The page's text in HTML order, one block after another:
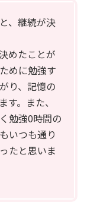
、継続が決
めたことが
めに勉強す
り、記憶の
。また、
勉強0時間の
いつも通り
たと思いま